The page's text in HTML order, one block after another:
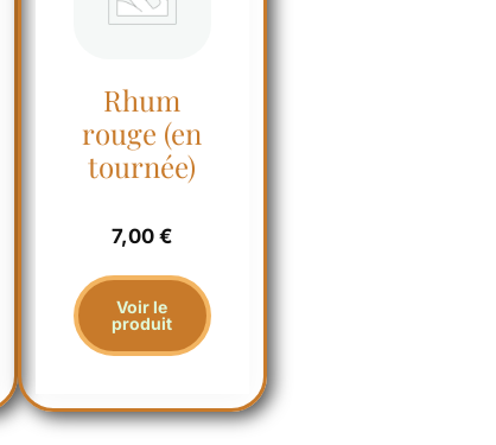
)
Rhum
rouge (en
tournée)
7,00€
Voir le
produit